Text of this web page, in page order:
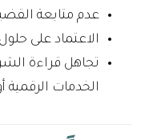
عدم متابعة
الاعتماد على
تجاهل قراءة
الخدمات الرقمية